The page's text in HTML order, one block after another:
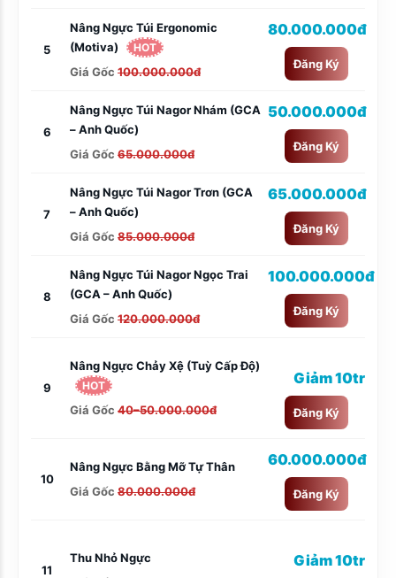
5
Nâng Ngực Túi Ergonomic
(Motiva)
HOT
Giá Gốc 100.000.000đ
80.000.000đ
Đăng Ký
6
Nâng Ngực Túi Nagor Nhám (GCA
– Anh Quốc)
Giá Gốc 65.000.000đ
50.000.000đ
Đăng Ký
7
Nâng Ngực Túi Nagor Trơn (GCA
– Anh Quốc)
Giá Gốc 85.000.000đ
65.000.000đ
Đăng Ký
8
Nâng Ngực Túi Nagor Ngọc Trai
(GCA – Anh Quốc)
Giá Gốc 120.000.000đ
100.000.000đ
Đăng Ký
9
Nâng Ngực Chảy Xệ (tuỳ Cấp Độ)
HOT
Giá Gốc 40–50.000.000đ
Giảm 10tr
Đăng Ký
10
Nâng Ngực Bằng Mỡ Tự Thân
Giá Gốc 80.000.000đ
60.000.000đ
Đăng Ký
11
Thu Nhỏ Ngực
Giảm 10tr